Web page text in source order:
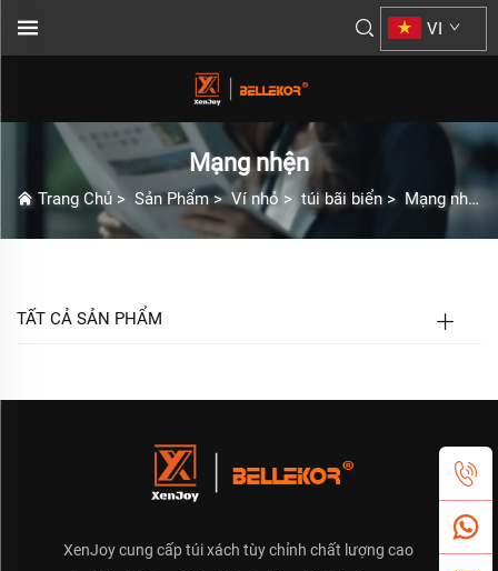
VI
Mạng nhện
Trang Chủ > Sản Phẩm> Ví nhỏ> túi bãi biển> Mạng nhện
TẤT CẢ SẢN PHẨM
XenJoy cung cấp túi xách tùy chỉnh chất lượng cao